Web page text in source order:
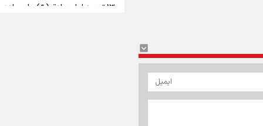
۱۳ توصیه امام صادق (ع) برای